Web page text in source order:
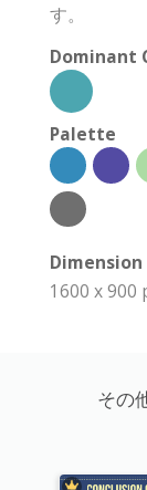
す。
Dominant
Palette
Dimension
1600 x 900
その